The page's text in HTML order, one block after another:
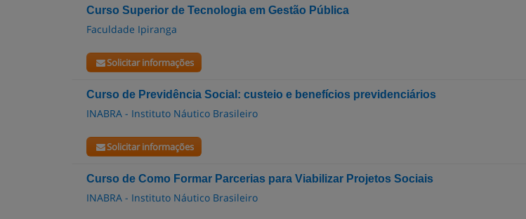
Curso Superior de Tecnologia em Gestão Pública
Faculdade Ipiranga
Solicitar informações
Curso de Previdência Social: custeio e benefícios previdenciários
INABRA - Instituto Náutico Brasileiro
Solicitar informações
Curso de Como Formar Parcerias para Viabilizar Projetos Sociais
INABRA - Instituto Náutico Brasileiro